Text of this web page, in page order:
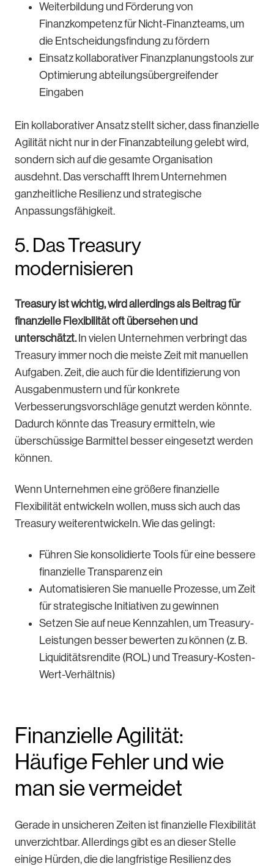
Weiterbildung und Förderung von
Finanzkompetenz für Nicht-Finanzteams, um
die Entscheidungsfindung zu fördern
Einsatz kollaborativer Finanzplanungstools zur
Optimierung abteilungsübergreifender
Eingaben
Ein kollaborativer Ansatz stellt sicher, dass finanzielle
Agilität nicht nur in der Finanzabteilung gelebt wird,
sondern sich auf die gesamte Organisation
ausdehnt. Das verschafft Ihrem Unternehmen
ganzheitliche Resilienz und strategische
Anpassungsfähigkeit.
5. Das Treasury
modernisieren
Treasury ist wichtig, wird allerdings als Beitrag für
finanzielle Flexibilität oft übersehen und
unterschätzt.In vielen Unternehmen verbringt das
Treasury immer noch die meiste Zeit mit manuellen
Aufgaben. Zeit, die auch für die Identifizierung von
Ausgabenmustern und für konkrete
Verbesserungsvorschläge genutzt werden könnte.
Dadurch könnte das Treasury ermitteln, wie
überschüssige Barmittel besser eingesetzt werden
können.
Wenn Unternehmen eine größere finanzielle
Flexibilität entwickeln wollen, muss sich auch das
Treasury weiterentwickeln. Wie das gelingt:
Führen Sie konsolidierte Tools für eine bessere
finanzielle Transparenz ein
Automatisieren Sie manuelle Prozesse, um Zeit
für strategische Initiativen zu gewinnen
Setzen Sie auf neue Kennzahlen, um Treasury-
Leistungen besser bewerten zu können (z. B.
Liquiditätsrendite (ROL) und Treasury-Kosten-
Wert-Verhältnis)
Finanzielle Agilität:
Häufige Fehler und wie
man sie vermeidet
Gerade in unsicheren Zeiten ist finanzielle Flexibilität
unverzichtbar. Allerdings gibt es an dieser Stelle
einige Hürden, die die langfristige Resilienz des